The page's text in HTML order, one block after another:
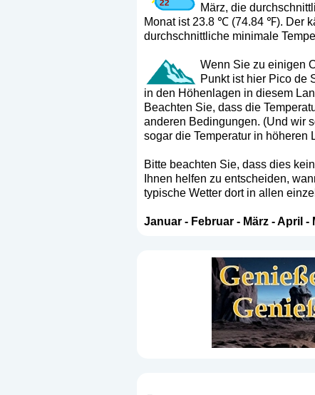
März, die
Monat ist 23.8 ℃ (74.84 ℉). Der
durchschnittliche minimale
Wenn Sie zu einigen
Punkt ist hier Pico de
in den Höhenlagen in diesem
Beachten Sie, dass die
anderen Bedingungen. (Und wir
sogar die Temperatur in höheren
Bitte beachten Sie, dass dies
Ihnen helfen zu entscheiden,
typische Wetter dort in allen
Januar- Februar- März-April -